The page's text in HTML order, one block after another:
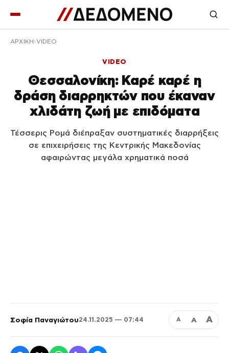
ΑΡΧΙΚΉ VIDEO
VIDEO
Θεσσαλονίκη: Καρέ καρέ η
δράση διαρρηκτών που έκαναν
χλιδάτη ζωή με επιδόματα
Τέσσερις Ρομά διέπραξαν συστηματικές διαρρήξεις
σε επιχειρήσεις της Κεντρικής Μακεδονίας
αφαιρώντας μεγάλα χρηματικά ποσά
Σοφία Παναγιώτου24.11.2025 — 07:44 Α Α Α